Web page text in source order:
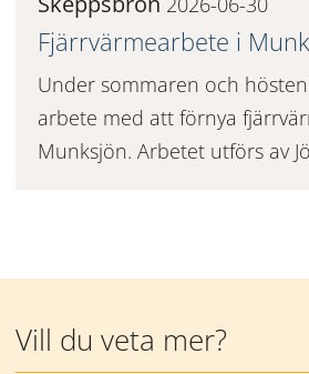
Fjärrvärmearbete i
Under sommaren och
arbete med att förnya
Munksjön. Arbetet utförs av
Vill du veta mer?